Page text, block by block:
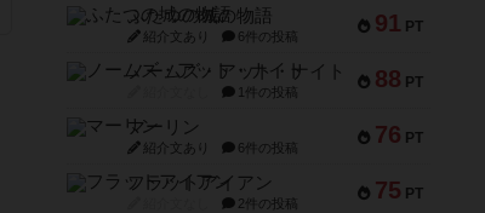
91 PT
ふたつの城の物語
紹介文あり 6件の投稿
88 PT
ノームズ・アット・ナイト
1件の投稿
76 PT
マーリン
紹介文あり 6件の投稿
75 PT
フラットアイアン
2件の投稿